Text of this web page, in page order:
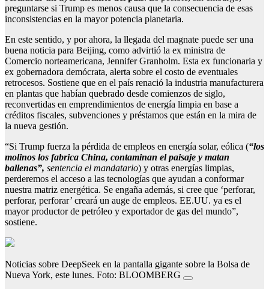
preguntarse si Trump es menos causa que la consecuencia de esas
inconsistencias en la mayor potencia planetaria.
En este sentido, y por ahora, la llegada del magnate puede ser una
buena noticia para Beijing, como advirtió la ex ministra de
Comercio norteamericana, Jennifer Granholm. Esta ex funcionaria y
ex gobernadora demócrata, alerta sobre el costo de eventuales
retrocesos. Sostiene que en el país renació la industria manufacturera
en plantas que habían quebrado desde comienzos de siglo,
reconvertidas en emprendimientos de energía limpia en base a
créditos fiscales, subvenciones y préstamos que están en la mira de
la nueva gestión.
“Si Trump fuerza la pérdida de empleos en energía solar, eólica (“los
molinos los fabrica China, contaminan el paisaje y matan
ballenas”, sentencia el mandatario) y otras energías limpias,
perderemos el acceso a las tecnologías que ayudan a conformar
nuestra matriz energética. Se engaña además, si cree que ‘perforar,
perforar, perforar’ creará un auge de empleos. EE.UU. ya es el
mayor productor de petróleo y exportador de gas del mundo”,
sostiene.
Noticias sobre DeepSeek en la pantalla gigante sobre la Bolsa de
Nueva York, este lunes. Foto: BLOOMBERG